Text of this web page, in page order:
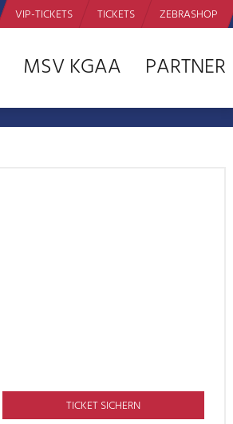
VIP-TICKETS TICKETS ZEBRASHOP
MSV KGAA PARTNER
TICKET SICHERN